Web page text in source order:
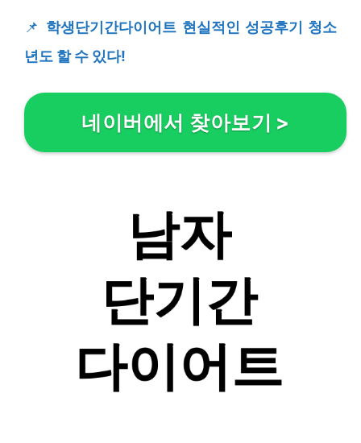
📌 학생단기간다이어트 현실적인 성공후기 청소
년도 할 수 있다!
네이버에서 찾아보기 >